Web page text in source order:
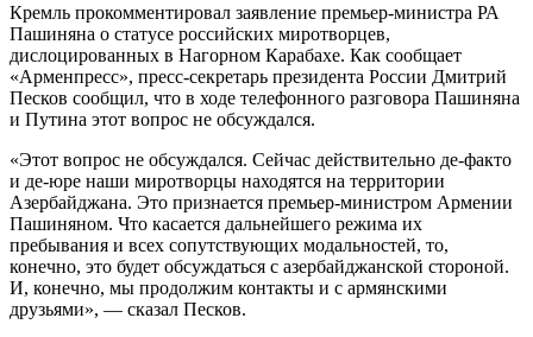
Кремль прокомментировал заявление премьер-министра РА
Пашиняна о статусе российских миротворцев,
дислоцированных в Нагорном Карабахе. Как сообщает
«Арменпресс», пресс-секретарь президента России Дмитрий
Песков сообщил, что в ходе телефонного разговора Пашиняна
и Путина этот вопрос не обсуждался.
«Этот вопрос не обсуждался. Сейчас действительно де-факто
и де-юре наши миротворцы находятся на территории
Азербайджана. Это признается премьер-министром Армении
Пашиняном. Что касается дальнейшего режима их
пребывания и всех сопутствующих модальностей, то,
конечно, это будет обсуждаться с азербайджанской стороной.
И, конечно, мы продолжим контакты и с армянскими
друзьями», — сказал Песков.